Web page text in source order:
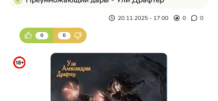
20.11.2025 - 17:00 0 0
0 0